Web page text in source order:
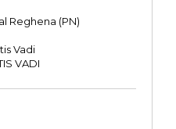
Reghena (PN)
Vadi
VADI